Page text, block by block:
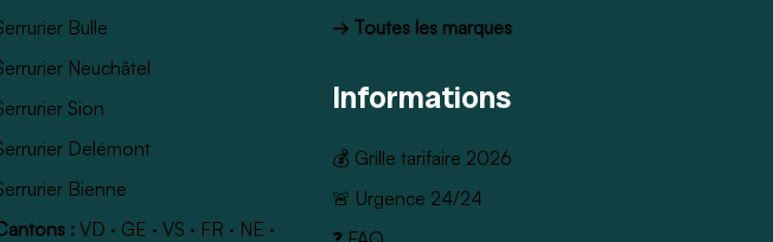
Bulle
Neuchâtel
Sion
Delémont
Bienne
:VD · GE · VS · FR · NE ·
→ Toutes les marques
Informations
💰 Grille tarifaire 2026
🚨 Urgence 24/24